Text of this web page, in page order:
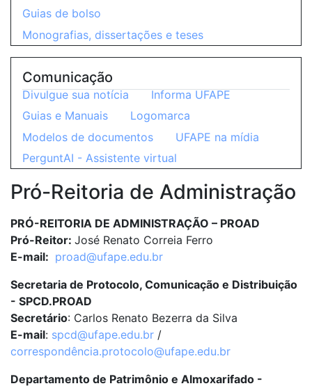
Pró-Reitoria de Administração
PRÓ-REITORIA DE ADMINISTRAÇÃO – PROAD
Pró-Reitor: José Renato Correia Ferro
E-mail: proad@ufape.edu.br
Secretaria de Protocolo, Comunicação e Distribuição
- SPCD.PROAD
Secretário: Carlos Renato Bezerra da Silva
E-mail: spcd@ufape.edu.br /
correspondência.protocolo@ufape.edu.br
Departamento de Patrimônio e Almoxarifado -
Guias de bolso
Monografias, dissertações e teses
Comunicação
Divulgue sua notícia
Informa UFAPE
Guias e Manuais
Logomarca
Modelos de documentos
UFAPE na mídia
PerguntAI - Assistente virtual